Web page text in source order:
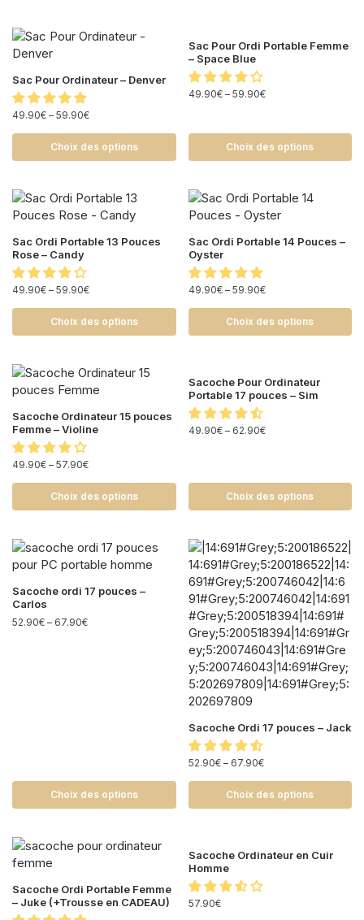
Sac Pour Ordinateur – Denver
49.90€ – 59.90€
Choix des options
Sac Pour Ordi Portable Femme
– Space Blue
49.90€– 59.90€
Choix des options
Sac Ordi Portable 13 Pouces
Rose – Candy
49.90€ – 59.90€
Choix des options
Sac Ordi Portable 14 Pouces –
Oyster
49.90€– 59.90€
Choix des options
Sacoche Ordinateur 15 pouces
Femme – Violine
49.90€ – 57.90€
Choix des options
Sacoche Pour Ordinateur
Portable 17 pouces – Sim
49.90€– 62.90€
Choix des options
Sacoche ordi 17 pouces –
Carlos
52.90€ – 67.90€
Choix des options
Sacoche Ordi 17 pouces – Jack
52.90€– 67.90€
Choix des options
Sacoche Ordi Portable Femme
– Juke (+Trousse en CADEAU)
Sacoche Ordinateur en Cuir
Homme
57.90€